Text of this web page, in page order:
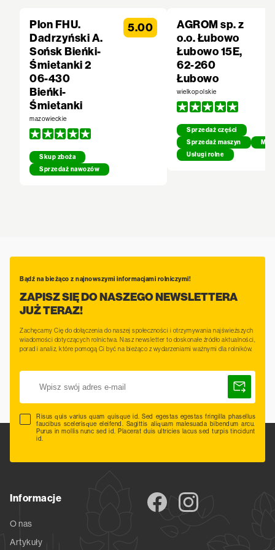
Plon FHU.
Dadrzyński A.
Sońsk Bieńki-
Śmietanki 2
06-430
Bieńki-
Śmietanki
mazowieckie
Skup zboża
Sprzedaż nawozów
5.00
AGROM sp. z
o.o. Łubowo
Łubowo 15E,
62-260
Łubowo
wielkopolskie
Sprzedaż części
Sprzedaż maszyn
Usługi rolne
Bądź na bieżąco z najnowszymi informacjami rolniczymi!
ZAPISZ SIĘ DO NASZEGO NEWSLETTERA
JUŻ TERAZ!
Zachęcamy Cię do dołączenia do naszej społeczności i otrzymywania najświeższych
wiadomości dotyczących rolnictwa. Nasz newsletter to doskonałe źródło aktualności,
porad i analiz, które pomogą Ci być na bieżąco z wydarzeniami ważnymi dla rolników.
Risus quis varius quam quisque id. Sed egestas egestas fringilla phasellus
faucibus scelerisque eleifend. Sagittis aliquam malesuada bibendum arcu.
Purus in mollis nunc sed id. Placerat duis ultricies lacus sed turpis tincidunt
id.
Informacje
O nas
Artykuły